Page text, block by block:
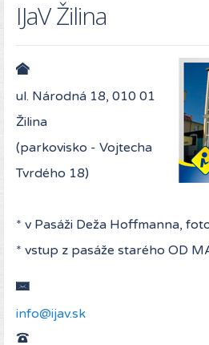
IJaV Žilina
ul. Národná 18, 010 01
Žilina
(parkovisko - Vojtecha
Tvrdého 18)
* v Pasáži Deža Hoffmanna,
* vstup z pasáže starého OD